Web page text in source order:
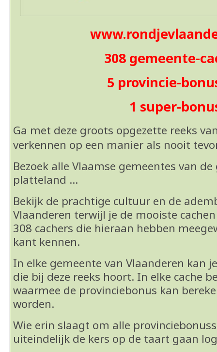
308 gemeente-
5 provincie-
1 super-
Ga met deze groots opgezette reeks
verkennen op een manier als nooit
Bezoek alle Vlaamse gemeentes van
platteland …
Bekijk de prachtige cultuur en de
Vlaanderen terwijl je de mooiste
308 cachers die hieraan hebben
kant kennen.
In elke gemeente van Vlaanderen kan
die bij deze reeks hoort. In elke cache
waarmee de provinciebonus kan
worden.
Wie erin slaagt om alle
uiteindelijk de kers op de taart gaan